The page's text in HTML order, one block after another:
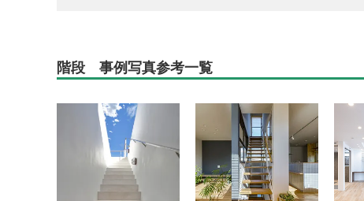
階段 事例写真参考一覧